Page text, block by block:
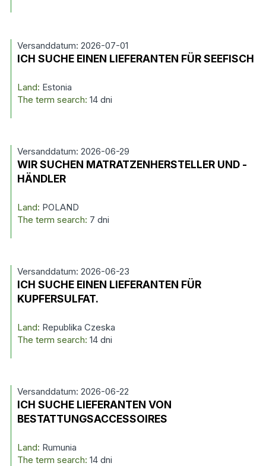
Versanddatum: 2026-07-01
ICH SUCHE EINEN LIEFERANTEN FÜR SEEFISCH
Land: Estonia
The term search: 14 dni
Versanddatum: 2026-06-29
WIR SUCHEN MATRATZENHERSTELLER UND -
HÄNDLER
Land: POLAND
The term search: 7 dni
Versanddatum: 2026-06-23
ICH SUCHE EINEN LIEFERANTEN FÜR
KUPFERSULFAT.
Land: Republika Czeska
The term search: 14 dni
Versanddatum: 2026-06-22
ICH SUCHE LIEFERANTEN VON
BESTATTUNGSACCESSOIRES
Land: Rumunia
The term search: 14 dni